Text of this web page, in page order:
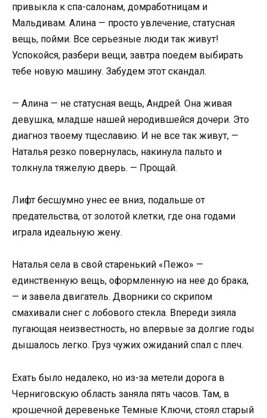
привыкла к спа-салонам, домработницам и
Мальдивам. Алина — просто увлечение, статусная
вещь, пойми. Все серьезные люди так живут!
Успокойся, разбери вещи, завтра поедем выбирать
тебе новую машину. Забудем этот скандал.
— Алина — не статусная вещь, Андрей. Она живая
девушка, младше нашей неродившейся дочери. Это
диагноз твоему тщеславию. И не все так живут, —
Наталья резко повернулась, накинула пальто и
толкнула тяжелую дверь. — Прощай.
Лифт бесшумно унес ее вниз, подальше от
предательства, от золотой клетки, где она годами
играла идеальную жену.
Наталья села в свой старенький «Пежо» —
единственную вещь, оформленную на нее до брака,
— и завела двигатель. Дворники со скрипом
смахивали снег с лобового стекла. Впереди зияла
пугающая неизвестность, но впервые за долгие годы
дышалось легко. Груз чужих ожиданий спал с плеч.
Ехать было недалеко, но из-за метели дорога в
Черниговскую область заняла пять часов. Там, в
крошечной деревеньке Темные Ключи, стоял старый